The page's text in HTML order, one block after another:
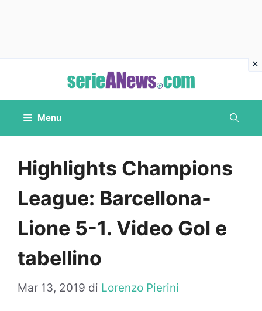
contenuto
Menu
Highlights Champions
League: Barcellona-
Lione 5-1. Video Gol e
tabellino
Mar 13, 2019 di Lorenzo Pierini